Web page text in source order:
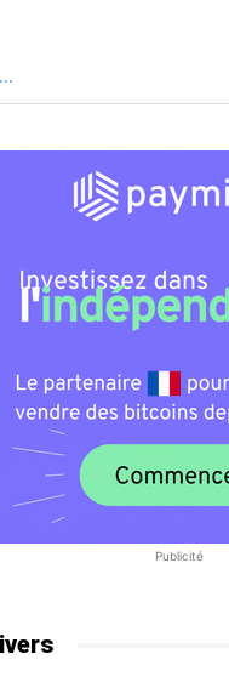
...
Publicité